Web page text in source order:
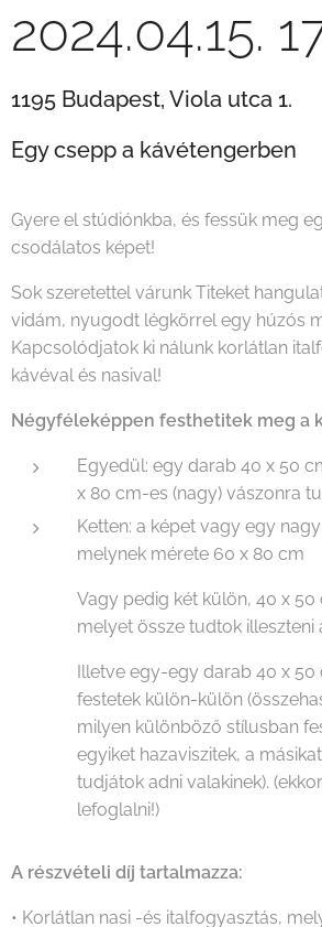
2024.04.15.
1195 Budapest, Viola utca 1.
Egy csepp a kávétengerben
Gyere el stúdiónkba, és fessük meg
csodálatos képet!
Sok szeretettel várunk Titeket
vidám, nyugodt légkörrel egy húzós
Kapcsolódjatok ki nálunk korlátlan
kávéval és nasival!
Négyféleképpen festhetitek meg a
Egyedül: egy darab 40 x 50
x 80 cm-es (nagy) vászonra
Ketten: a képet vagy egy
melynek mérete 60 x 80 cm
Vagy pedig két külön, 40 x
melyet össze tudtok illeszteni
Illetve egy-egy darab 40 x 50
festetek külön-külön
milyen különböző stílusban
egyiket hazaviszitek, a
tudjátok adni valakinek).
lefoglalni!)
A részvételi díj tartalmazza:
• Korlátlan nasi -és italfogyasztás,